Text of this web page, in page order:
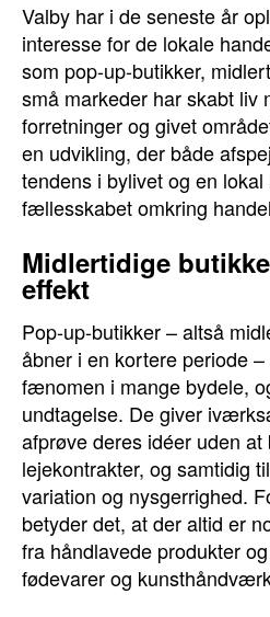
Valby har i de seneste år
interesse for de lokale
som pop-up-butikker,
små markeder har skabt liv
forretninger og givet
en udvikling, der både
tendens i bylivet og en
fællesskabet omkring
Midlertidige
effekt
Pop-up-butikker – altså
åbner i en kortere periode
fænomen i mange bydele,
undtagelse. De giver
afprøve deres idéer uden
lejekontrakter, og samtidig
variation og nysgerrighed.
betyder det, at der altid er
fra håndlavede produkter
fødevarer og